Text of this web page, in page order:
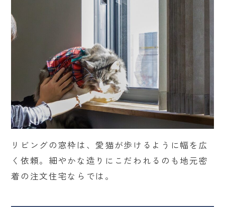
リビングの窓枠は、愛猫が歩けるように幅を広
く依頼。細やかな造りにこだわれるのも地元密
着の注文住宅ならでは。